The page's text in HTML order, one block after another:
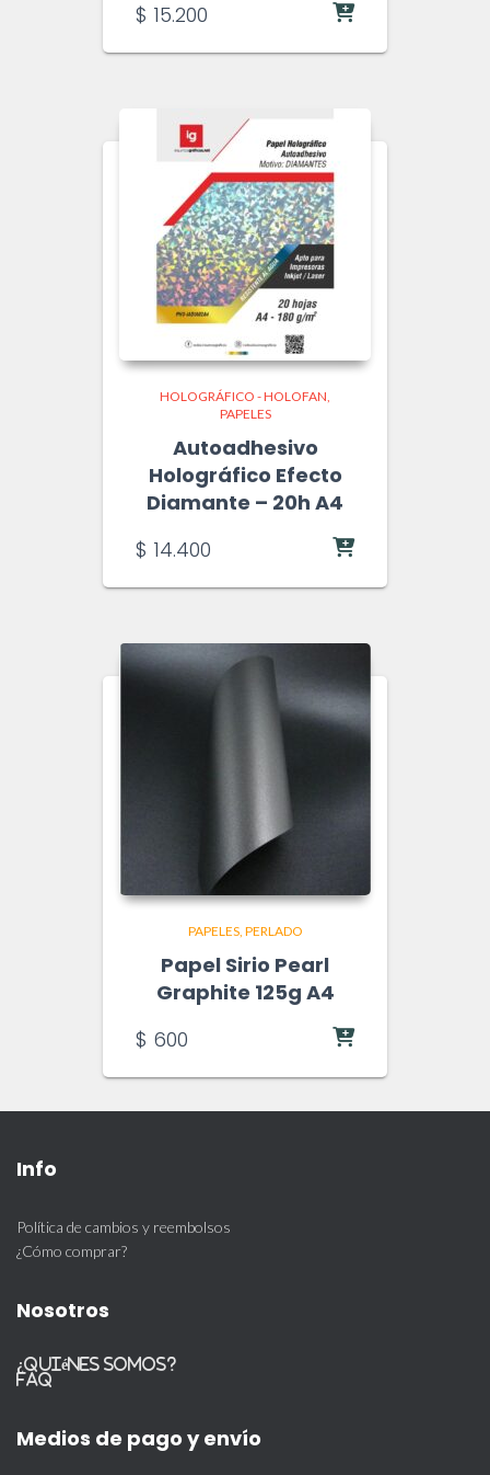
$ 15.200
HOLOGRÁFICO - HOLOFAN
PAPELES
Autoadhesivo
Holográfico Efecto
Diamante – 20h A4
$ 14.400
PAPELES PERLADO
Papel Sirio Pearl
Graphite 125g A4
$ 600
Info
Política de cambios y reembolsos
¿Cómo comprar?
Nosotros
¿Quiénes somos?
FAQ
Medios de pago y envío